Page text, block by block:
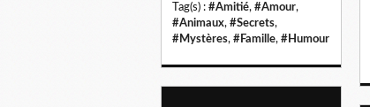
Tag(s) : #Amitié, #Amour,
#Animaux, #Secrets,
#Mystères, #Famille, #Humour